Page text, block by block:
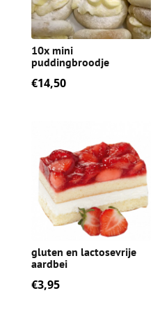
10x mini
puddingbroodje
€14,50
gluten en lactosevrije
aardbei
€3,95